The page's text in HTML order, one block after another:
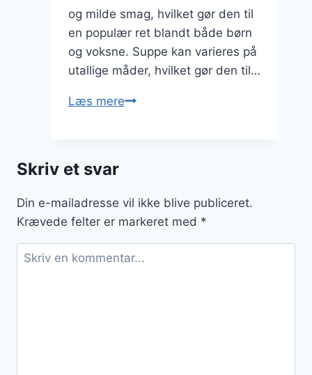
og milde smag, hvilket gør den til
en populær ret blandt både børn
og voksne. Suppe kan varieres på
utallige måder, hvilket gør den til…
Læs mereBlomkålssuppe
Skriv et svar
Din e-mailadresse vil ikke blive publiceret.
Krævede felter er markeret med *